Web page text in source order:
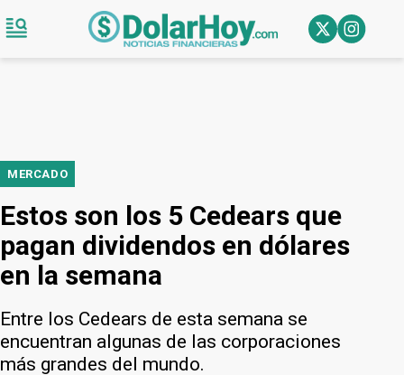
MERCADO
Estos son los 5 Cedears que
pagan dividendos en dólares
en la semana
Entre los Cedears de esta semana se
encuentran algunas de las corporaciones
más grandes del mundo.